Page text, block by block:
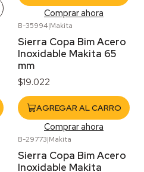
Comprar ahora
B-35994|Makita
Sierra Copa Bim Acero
Inoxidable Makita 65
mm
$19.022
AGREGAR AL CARRO
Comprar ahora
B-29773|Makita
Sierra Copa Bim Acero
Inoxidable Makita